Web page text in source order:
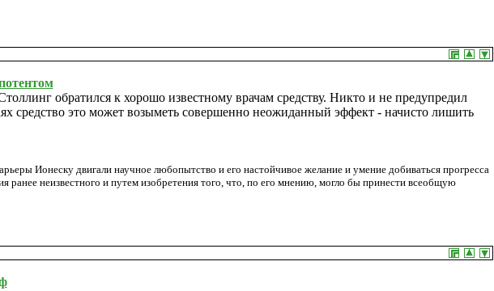
обратился к хорошо известному врачам средству. Никто и не предупредил
средство это может возыметь совершенно неожиданный эффект - начисто лишить
Ионеску двигали научное любопытство и его настойчивое желание и умение добиваться прогресса
ранее неизвестного и путем изобретения того, что, по его мнению, могло бы принести всеобщую